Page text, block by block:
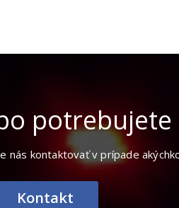
nás kontaktovať v prípade
Kontakt